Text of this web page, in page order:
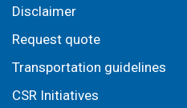
Disclaimer
Request quote
Transportation guidelines
CSR Initiatives